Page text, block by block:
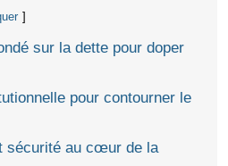
sur la dette pour doper
pour contourner le
sécurité au cœur de la